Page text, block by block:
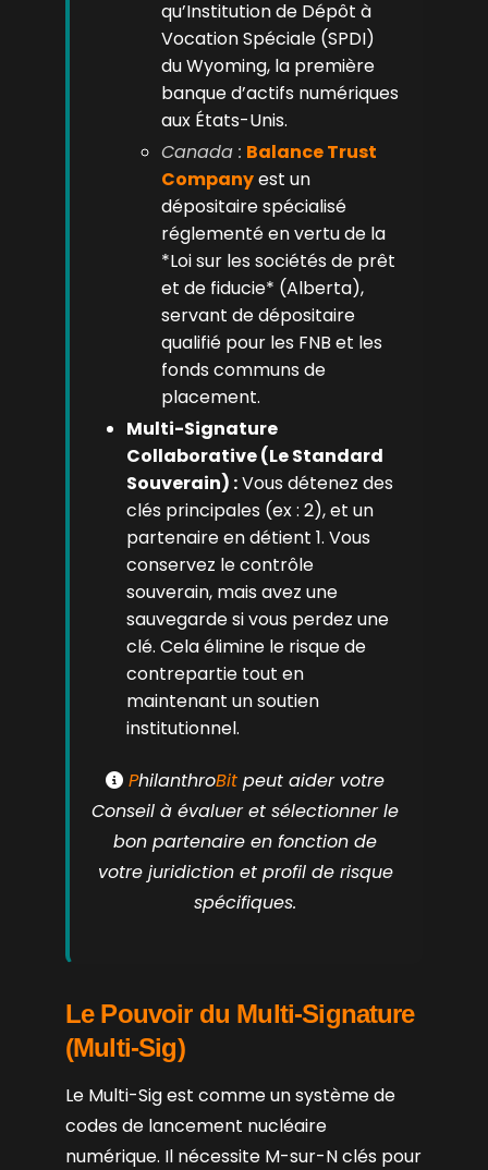
qu’Institution de Dépôt à
Vocation Spéciale (SPDI)
du Wyoming, la première
banque d’actifs numériques
aux États-Unis.
Canada : Balance Trust
Companyest un
dépositaire spécialisé
réglementé en vertu de la
*Loi sur les sociétés de prêt
et de fiducie* (Alberta),
servant de dépositaire
qualifié pour les FNB et les
fonds communs de
placement.
Multi-Signature
Collaborative (Le Standard
Souverain) :Vous détenez des
clés principales (ex : 2), et un
partenaire en détient 1. Vous
conservez le contrôle
souverain, mais avez une
sauvegarde si vous perdez une
clé. Cela élimine le risque de
contrepartie tout en
maintenant un soutien
institutionnel.
PhilanthroBit peut aider votre
Conseil à évaluer et sélectionner le
bon partenaire en fonction de
votre juridiction et profil de risque
spécifiques.
Le Pouvoir du Multi-Signature
(Multi-Sig)
Le Multi-Sig est comme un système de
codes de lancement nucléaire
numérique. Il nécessite M-sur-N clés pour